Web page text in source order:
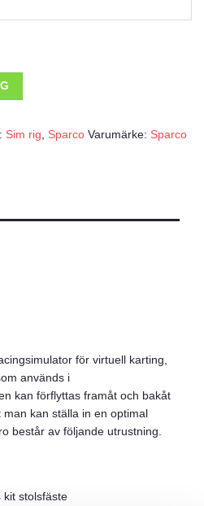
Sim rig, Sparco Varumärke: Sparco
för virtuell karting,
används i
kan förflyttas framåt och bakåt
kan ställa in en optimal
består av följande utrustning.
kit stolsfäste